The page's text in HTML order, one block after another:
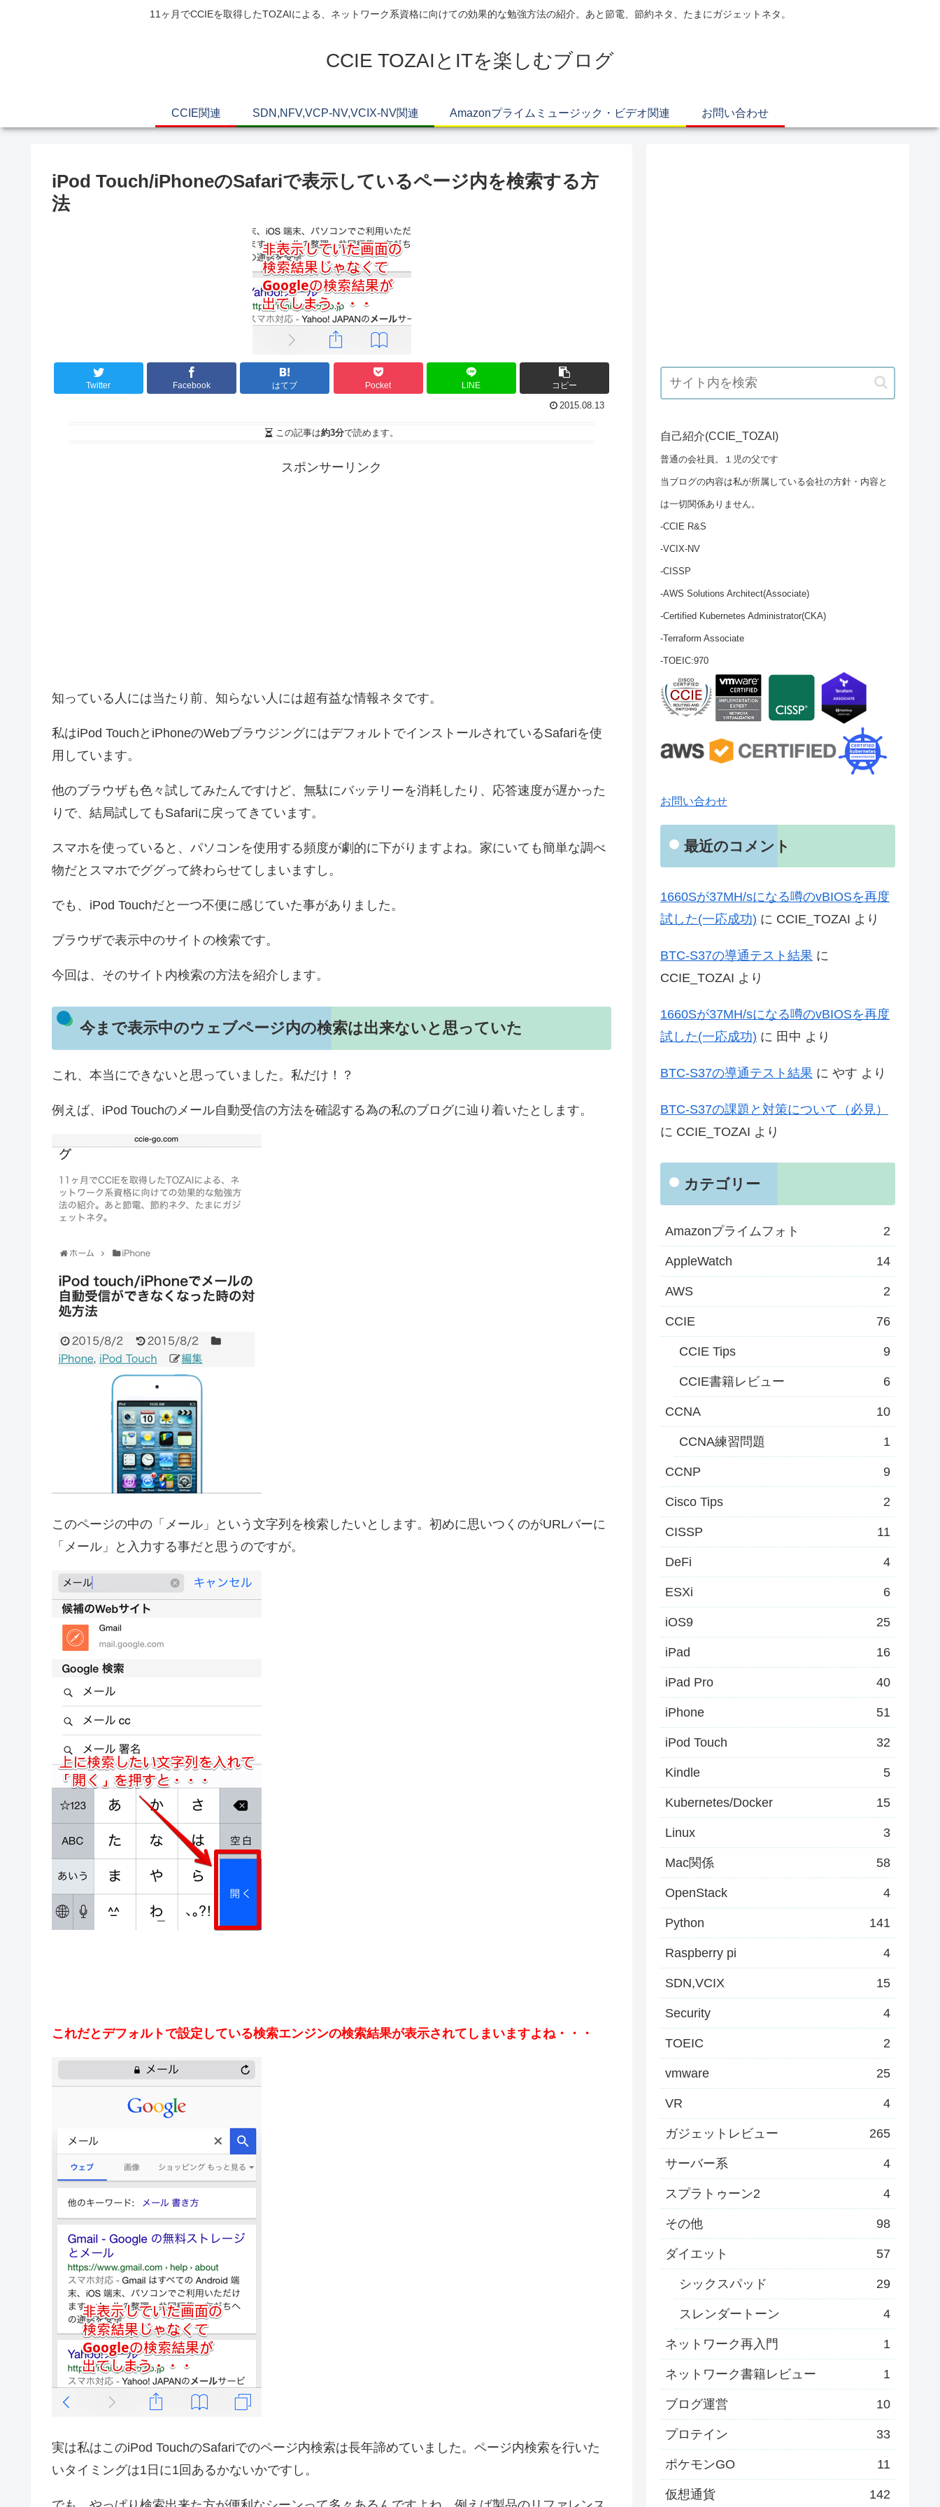
11ヶ月でCCIEを取得したTOZAIによる、ネットワーク系資格に向けての効果的な勉強方法の紹介。あと節電、節約ネタ、たまにガジェットネタ。
CCIE TOZAIとITを楽しむブログ
CCIE関連 SDN,NFV,VCP-NV,VCIX-NV関連 Amazonプライムミュージック・ビデオ関連 お問い合わせ
iPod Touch/iPhoneのSafariで表示しているページ内を検索する方
法
Twitter Facebook はてブ Pocket LINE コピー
2015.08.13
この記事は約3分で読めます。
スポンサーリンク
知っている人には当たり前、知らない人には超有益な情報ネタです。
私はiPod TouchとiPhoneのWebブラウジングにはデフォルトでインストールされているSafariを使
用しています。
他のブラウザも色々試してみたんですけど、無駄にバッテリーを消耗したり、応答速度が遅かった
りで、結局試してもSafariに戻ってきています。
スマホを使っていると、パソコンを使用する頻度が劇的に下がりますよね。家にいても簡単な調べ
物だとスマホでググって終わらせてしまいますし。
でも、iPod Touchだと一つ不便に感じていた事がありました。
ブラウザで表示中のサイトの検索です。
今回は、そのサイト内検索の方法を紹介します。
今まで表示中のウェブページ内の検索は出来ないと思っていた
これ、本当にできないと思っていました。私だけ！？
例えば、iPod Touchのメール自動受信の方法を確認する為の私のブログに辿り着いたとします。
このページの中の「メール」という文字列を検索したいとします。初めに思いつくのがURLバーに
「メール」と入力する事だと思うのですが。
これだとデフォルトで設定している検索エンジンの検索結果が表示されてしまいますよね・・・
実は私はこのiPod TouchのSafariでのページ内検索は長年諦めていました。ページ内検索を行いた
いタイミングは1日に1回あるかないかですし。
自己紹介(CCIE_TOZAI)
普通の会社員。１児の父です
当ブログの内容は私が所属している会社の方針・内容と
は一切関係ありません。
-CCIE R&S
-VCIX-NV
-CISSP
-AWS Solutions Architect(Associate)
-Certified Kubernetes Administrator(CKA)
-Terraform Associate
-TOEIC:970
お問い合わせ
最近のコメント
1660Sが37MH/sになる噂のvBIOSを再度
試した(一応成功) に CCIE_TOZAI より
BTC-S37の導通テスト結果 に
CCIE_TOZAI より
1660Sが37MH/sになる噂のvBIOSを再度
試した(一応成功) に 田中 より
BTC-S37の導通テスト結果 に やす より
BTC-S37の課題と対策について（必見）
に CCIE_TOZAI より
カテゴリー
Amazonプライムフォト 2
AppleWatch 14
AWS 2
CCIE 76
CCIE Tips 9
CCIE書籍レビュー 6
CCNA 10
CCNA練習問題 1
CCNP 9
Cisco Tips 2
CISSP 11
DeFi 4
ESXi 6
iOS9 25
iPad 16
iPad Pro 40
iPhone 51
iPod Touch 32
Kindle 5
Kubernetes/Docker 15
Linux 3
Mac関係 58
OpenStack 4
Python 141
Raspberry pi 4
SDN,VCIX 15
Security 4
TOEIC 2
vmware 25
VR 4
ガジェットレビュー 265
サーバー系 4
スプラトゥーン2 4
その他 98
ダイエット 57
シックスパッド 29
スレンダートーン 4
ネットワーク再入門 1
ネットワーク書籍レビュー 1
ブログ運営 10
プロテイン 33
ポケモンGO 11
仮想通貨 142